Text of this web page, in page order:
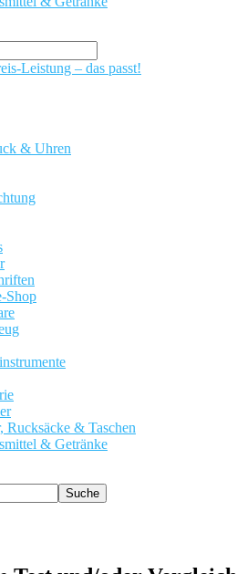
Leistung – das passt!
& Uhren
Shop
Rucksäcke & Taschen
& Getränke